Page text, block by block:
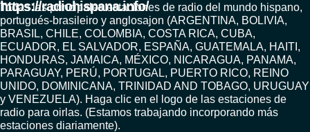
Todas las principales estaciones de radio del mundo hispano,
portugués-brasileiro y anglosajon (ARGENTINA, BOLIVIA,
BRASIL, CHILE, COLOMBIA, COSTA RICA, CUBA,
ECUADOR, EL SALVADOR, ESPAÑA, GUATEMALA, HAITI,
HONDURAS, JAMAICA, MÉXICO, NICARAGUA, PANAMA,
PARAGUAY, PERÚ, PORTUGAL, PUERTO RICO, REINO
UNIDO, DOMINICANA, TRINIDAD AND TOBAGO, URUGUAY
y VENEZUELA). Haga clic en el logo de las estaciones de
radio para oirlas. (Estamos trabajando incorporando más
estaciones diariamente).